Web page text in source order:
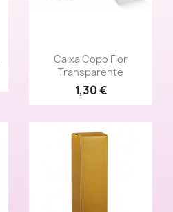
Vista rápida
Caixa Copo Flor
Transparente
1,30 €